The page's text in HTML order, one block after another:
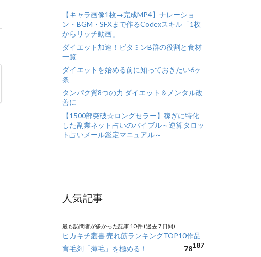
【キャラ画像1枚→完成MP4】ナレーショ
ン・BGM・SFXまで作るCodexスキル「1枚
からリッチ動画」
ダイエット加速！ビタミンB群の役割と食材
一覧
ダイエットを始める前に知っておきたい6ヶ
条
タンパク質8つの力 ダイエット＆メンタル改
善に
【1500部突破☆ロングセラー】稼ぎに特化
した副業ネット占いのバイブル～逆算タロッ
ト占いメール鑑定マニュアル～
人気記事
最も訪問者が多かった記事 10 件 (過去 7 日間)
ピカキチ叢書 売れ筋ランキングTOP10作品
187
育毛剤「薄毛」を極める！
78